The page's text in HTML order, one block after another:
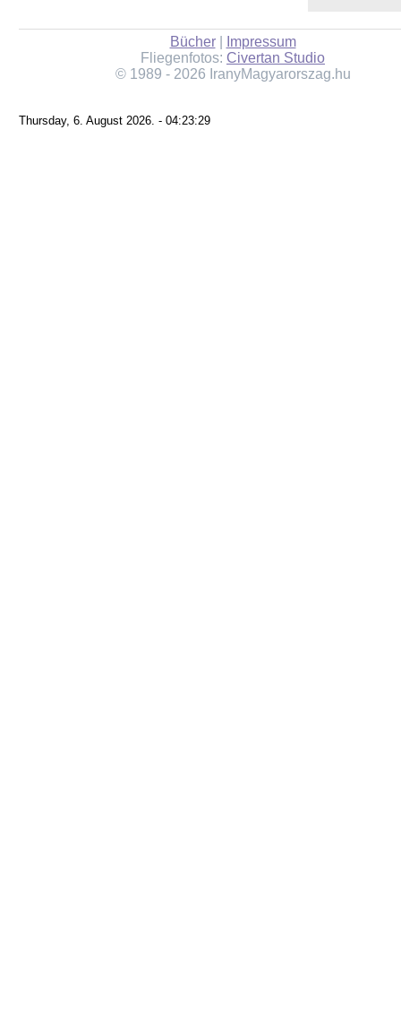
Bücher|
Impressum
Fliegenfotos: Civertan Studio
© 1989 - 2026 IranyMagyarorszag.hu
Thursday, 6. August 2026. - 04:23:29